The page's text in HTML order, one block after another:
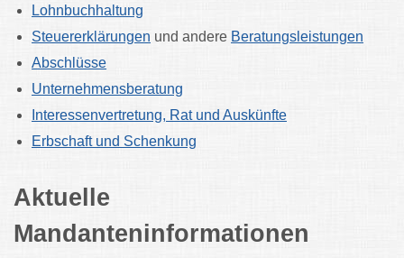
Lohnbuchhaltung
Steuererklärungen und andere Beratungsleistungen
Abschlüsse
Unternehmensberatung
Interessenvertretung, Rat und Auskünfte
Erbschaft und Schenkung
Aktuelle
Mandanteninformationen